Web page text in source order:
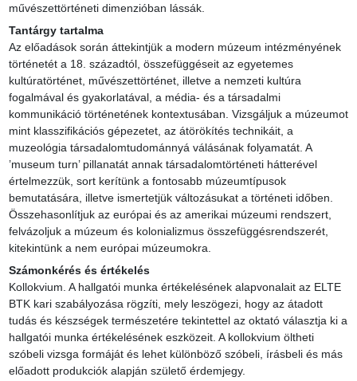
művészettörténeti dimenzióban lássák.
Tantárgy tartalma
Az előadások során áttekintjük a modern múzeum intézményének
történetét a 18. századtól, összefüggéseit az egyetemes
kultúratörténet, művészettörténet, illetve a nemzeti kultúra
fogalmával és gyakorlatával, a média- és a társadalmi
kommunikáció történetének kontextusában. Vizsgáljuk a múzeumot
mint klasszifikációs gépezetet, az átörökítés technikáit, a
muzeológia társadalomtudománnyá válásának folyamatát. A
’museum turn’ pillanatát annak társadalomtörténeti hátterével
értelmezzük, sort kerítünk a fontosabb múzeumtípusok
bemutatására, illetve ismertetjük változásukat a történeti időben.
Összehasonlítjuk az európai és az amerikai múzeumi rendszert,
felvázoljuk a múzeum és kolonializmus összefüggésrendszerét,
kitekintünk a nem európai múzeumokra.
Számonkérés és értékelés
Kollokvium. A hallgatói munka értékelésének alapvonalait az ELTE
BTK kari szabályozása rögzíti, mely leszögezi, hogy az átadott
tudás és készségek természetére tekintettel az oktató választja ki a
hallgatói munka értékelésének eszközeit. A kollokvium öltheti
szóbeli vizsga formáját és lehet különböző szóbeli, írásbeli és más
előadott produkciók alapján születő érdemjegy.